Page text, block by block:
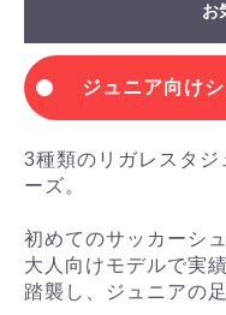
ジュニア向け
3種類のリガレスタジ
ーズ。
初めてのサッカーシ
大人向けモデルで実
踏襲し、ジュニアの
お